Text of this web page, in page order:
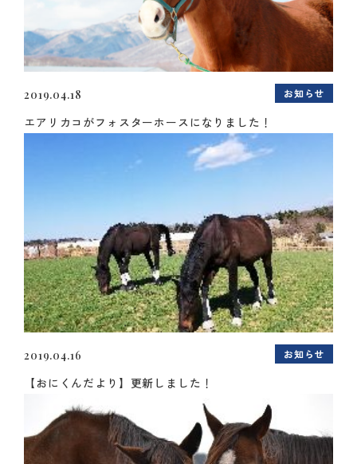
2019.04.18 お知らせ
エアリカコがフォスターホースになりました！
2019.04.16 お知らせ
【おにくんだより】更新しました！